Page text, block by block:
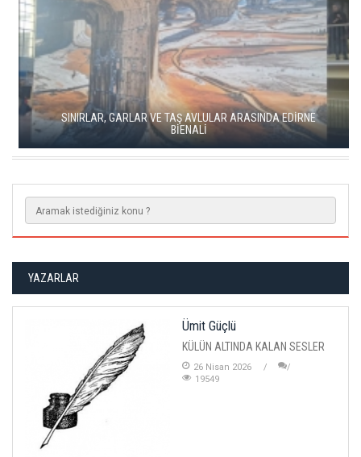
SINIRLAR, GARLAR VE TAŞ AVLULAR ARASINDA EDİRNE
BİENALİ
YAZARLAR
Ümit Güçlü
KÜLÜN ALTINDA KALAN SESLER
26 Nisan 2026
19549